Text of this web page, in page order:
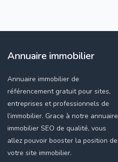
Annuaire immobilier
Annuaire immobilier de
référencement gratuit pour sites,
entreprises et professionnels de
l’immobilier. Grace à notre annuaire
immobilier SEO de qualité, vous
allez pouvoir booster la position de
votre site immobilier.